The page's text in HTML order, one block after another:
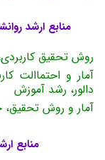
منابع ارشد
روش تحقیق
آمار و احتماالت
دالور، رشد آموزش
آمار و روش
منابع